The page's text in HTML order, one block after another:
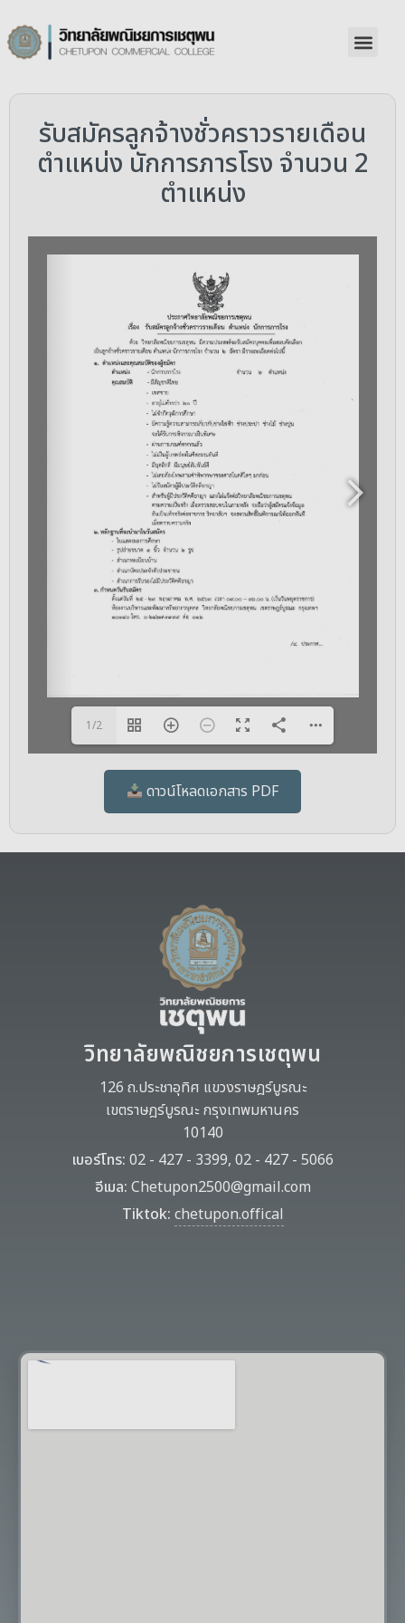
รับสมัครลูกจ้างชั่วคราวรายเดือน
ตำแหน่ง นักการภารโรง จำนวน 2
ตำแหน่ง
1/2
ดาวน์โหลดเอกสาร PDF
วิทยาลัยพณิชยการเชตุพน
126 ถ.ประชาอุทิศ แขวงราษฎร์บูรณะ
เขตราษฎร์บูรณะ กรุงเทพมหานคร
10140
เบอร์โทร: 02 - 427 - 3399, 02 - 427 - 5066
อีเมล: Chetupon2500@gmail.com
Tiktok: chetupon.offical